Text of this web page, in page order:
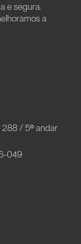
e segura.
a
288 / 5º andar
049